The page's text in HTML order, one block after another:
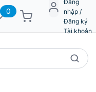
0
Đăng
nhập /
Đăng ký
Tài khoản